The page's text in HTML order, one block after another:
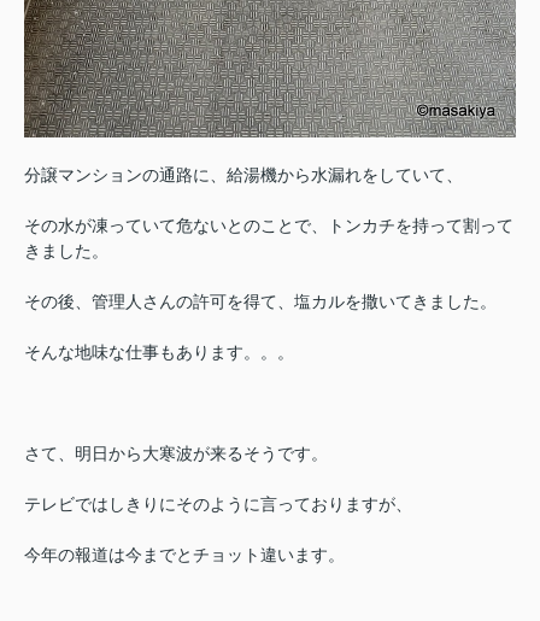
分譲マンションの通路に、給湯機から水漏れをしていて、
その水が凍っていて危ないとのことで、トンカチを持って割って
きました。
その後、管理人さんの許可を得て、塩カルを撒いてきました。
そんな地味な仕事もあります。。。
さて、明日から大寒波が来るそうです。
テレビではしきりにそのように言っておりますが、
今年の報道は今までとチョット違います。